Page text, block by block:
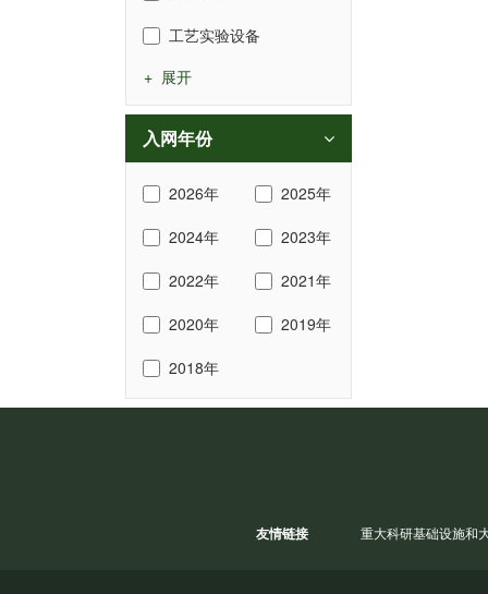
工艺实验设备
+ 展开
入网年份
2026年
2025年
2024年
2023年
2022年
2021年
2020年
2019年
2018年
友情链接 重大科研基础设施和